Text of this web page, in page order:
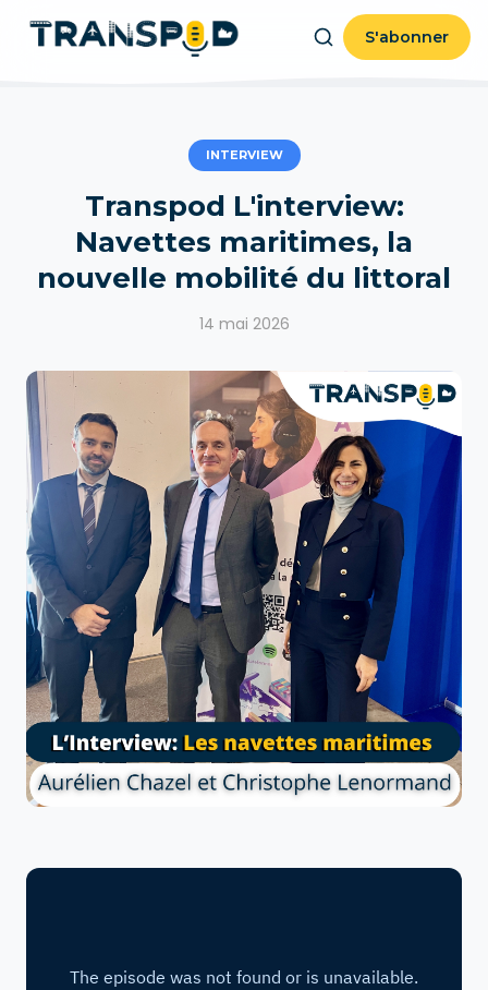
S'abonner
INTERVIEW
Transpod L'interview:
Navettes maritimes, la
nouvelle mobilité du littoral
14 mai 2026